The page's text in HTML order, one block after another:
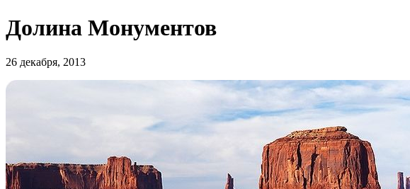
Долина Монументов
26 декабря, 2013